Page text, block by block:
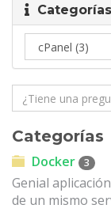
Categorías
Categorías
Docker 3
Genial
de un mismo